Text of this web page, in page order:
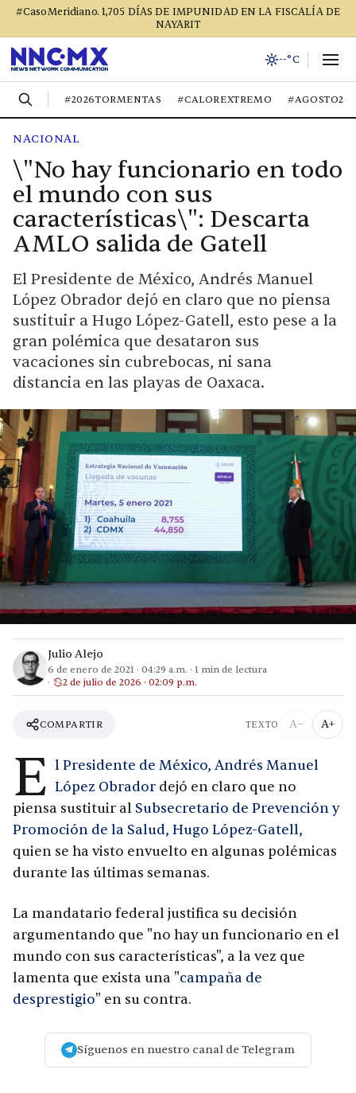
#CasoMeridiano. 1,705 DÍAS DE IMPUNIDAD EN LA FISCALÍA DE
NAYARIT
--°C
#2026TORMENTAS #CALOREXTREMO
NACIONAL
\"No hay funcionario en todo
el mundo con sus
características\": Descarta
AMLO salida de Gatell
El Presidente de México, Andrés Manuel
López Obrador dejó en claro que no piensa
sustituir a Hugo López-Gatell, esto pese a la
gran polémica que desataron sus
vacaciones sin cubrebocas, ni sana
distancia en las playas de Oaxaca.
Julio Alejo
6 de enero de 2021 · 04:29 a.m. · 1 min de lectura
2 de julio de 2026 · 02:09 p.m.
COMPARTIR TEXTO A− A+
E l Presidente de México, Andrés Manuel
López Obrador dejó en claro que no
piensa sustituir al Subsecretario de Prevención y
Promoción de la Salud, Hugo López-Gatell,
quien se ha visto envuelto en algunas polémicas
durante las últimas semanas.
La mandatario federal justifica su decisión
argumentando que "no hay un funcionario en el
mundo con sus características", a la vez que
lamenta que exista una "campaña de
desprestigio" en su contra.
Síguenos en nuestro canal de Telegram